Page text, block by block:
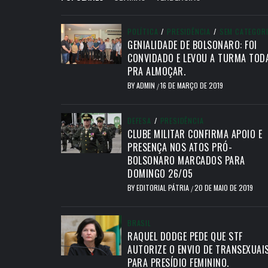
POLÍTICA / PRESIDÊNCIA / SEM
GENIALIDADE DE BOLSONARO: FOI
CONVIDADO E LEVOU A TURMA
PRA ALMOÇAR.
BYADMIN /16 DE MARÇO DE 2019
DEFESA / PRESIDÊNCIA
CLUBE MILITAR CONFIRMA APOIO E
PRESENÇA NOS ATOS PRÓ-
BOLSONARO MARCADOS PARA
DOMINGO 26/05
BYEDITORIAL PÁTRIA /20 DE MAIO DE 2019
BRASIL
RAQUEL DODGE PEDE QUE STF
AUTORIZE O ENVIO DE
PARA PRESÍDIO FEMININO.